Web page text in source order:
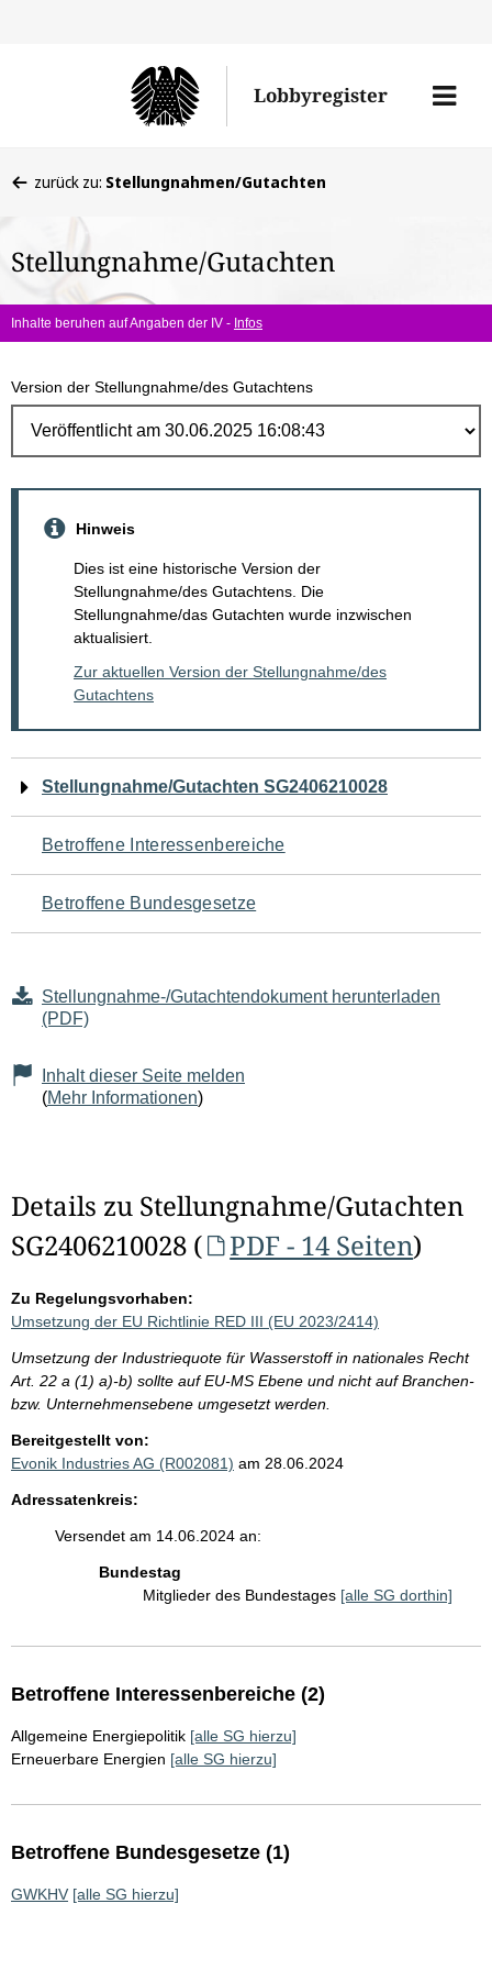
Lobbyregister
Menü
befinden
hier:
zurück zu: Stellungnahmen/Gutachten
Stellungnahme/Gutachten
Inhalte beruhen auf Angaben der IV - Infos
Version der Stellungnahme/des Gutachtens
Hinweis
Dies ist eine historische Version der
Stellungnahme/des Gutachtens. Die
Stellungnahme/das Gutachten wurde inzwischen
aktualisiert.
Zur aktuellen Version der Stellungnahme/des
Gutachtens
Navigation
für
den
Seiteninhalt
Stellungnahme/Gutachten SG2406210028
Betroffene Interessenbereiche
Betroffene Bundesgesetze
Stellungnahme-/Gutachtendokument herunterladen
(PDF)
Inhalt dieser Seite melden
(Mehr Informationen)
Details zu Stellungnahme/Gutachten
SG2406210028 (
PDF - 14 Seiten)
Zu Regelungsvorhaben:
Umsetzung der EU Richtlinie RED III (EU 2023/2414)
Umsetzung der Industriequote für Wasserstoff in nationales Recht
Art. 22 a (1) a)-b) sollte auf EU-MS Ebene und nicht auf Branchen-
bzw. Unternehmensebene umgesetzt werden.
Bereitgestellt von:
Evonik Industries AG (R002081) am 28.06.2024
Adressatenkreis:
Versendet am 14.06.2024 an:
Bundestag
Mitglieder des Bundestages [alle SG dorthin]
Betroffene Interessenbereiche (2)
Allgemeine Energiepolitik [alle SG hierzu]
Erneuerbare Energien [alle SG hierzu]
Betroffene Bundesgesetze (1)
GWKHV [alle SG hierzu]